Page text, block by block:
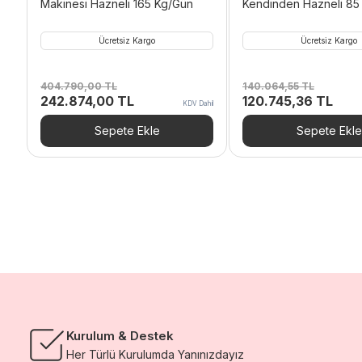
Makinesi Hazneli 165 Kg/Gün
Ücretsiz Kargo
404.790,00TL
Orijinal
fiyat:
404.790,00 TL.
242.874,00 TL
andaki
fiyat:
242.874,00 TL.
KDV Dahil
Sepete Ekle
Kendinden Hazneli 85
Ücretsiz Kargo
140.064,55TL
Orijinal
fiyat:
140.064,55 TL.
120.745,36 TL
fiyat:
Sepete Ekle
Kurulum & Destek
Her Türlü Kurulumda Yanınızdayız